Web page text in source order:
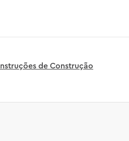
Instruções de Construção